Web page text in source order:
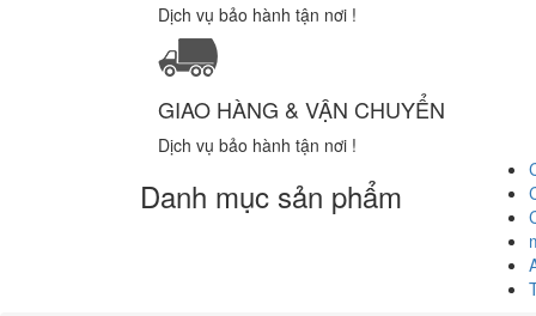
Dịch vụ bảo hành tận nơi !
GIAO HÀNG & VẬN CHUYỂN
Dịch vụ bảo hành tận nơi !
Danh mục sản phẩm